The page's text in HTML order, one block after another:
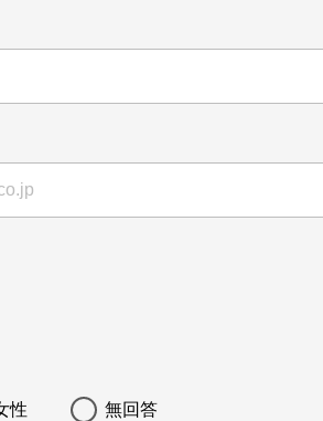
性 無回答